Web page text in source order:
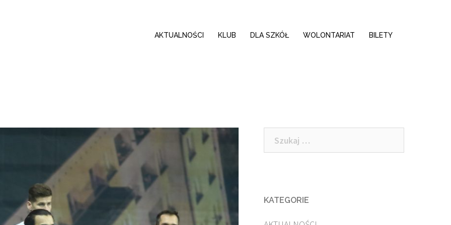
AKTUALNOŚCI KLUB DLA SZKÓŁ WOLONTARIAT BILETY
Szukaj:
KATEGORIE